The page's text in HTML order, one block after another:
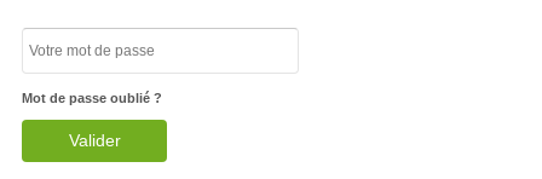
Mot de passe oublié ?